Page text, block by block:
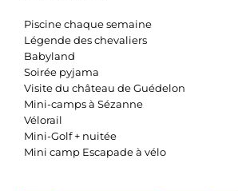
Piscine chaque semaine
Légende des chevaliers
Babyland
Soirée pyjama
Visite du château de Guédelon
Mini-camps à Sézanne
Vélorail
Mini-Golf + nuitée
Mini camp Escapade à vélo